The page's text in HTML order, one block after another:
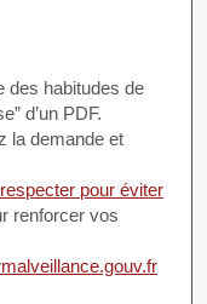
des habitudes de
d’un PDF.
la demande et
pour éviter
renforcer vos